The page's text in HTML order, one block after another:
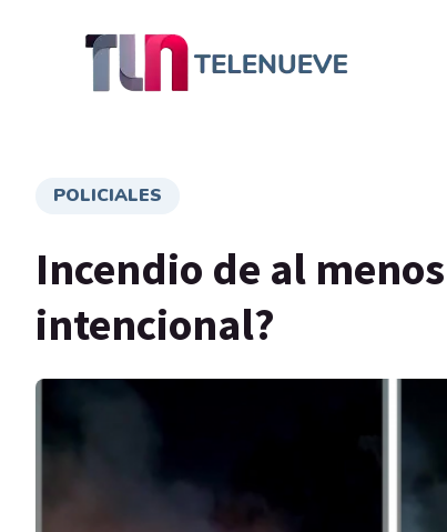
POLICIALES
Incendio de al
intencional?